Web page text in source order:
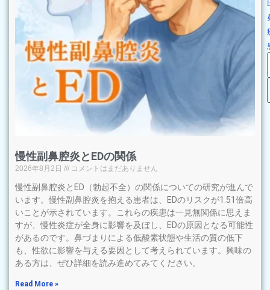
慢性副鼻腔炎とEDの関係
2026年8月2日 コメントはまだありません
慢性副鼻腔炎とED（勃起不全）の関係についての研究が進んで
います。慢性副鼻腔炎を抱える患者は、EDのリスクが1.51倍高
いことが示されています。これらの疾患は一見無関係に思えま
すが、慢性炎症が全身に影響を及ぼし、EDの原因となる可能性
があるのです。鼻づまりによる低酸素状態や生活の質の低下
も、性欲に影響を与える要因として考えられています。興味の
ある方は、ぜひ詳細を読み進めてみてください。
Read More »